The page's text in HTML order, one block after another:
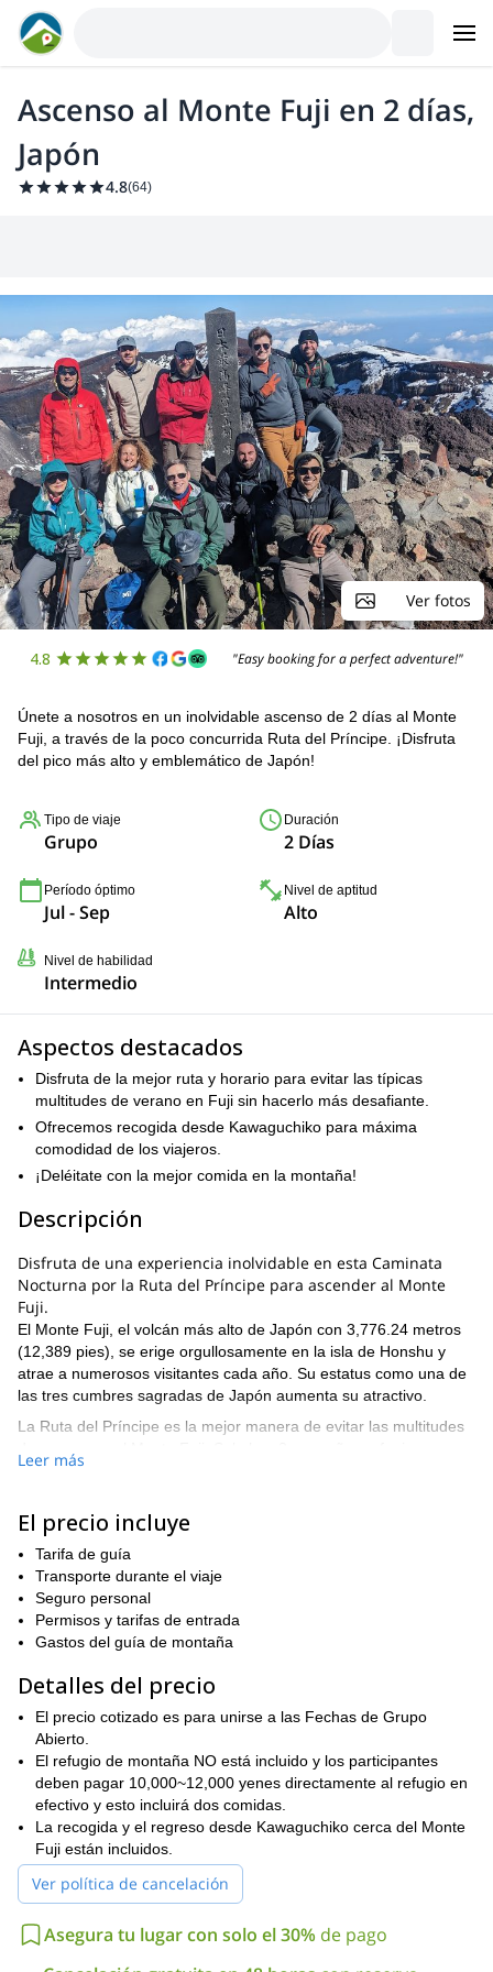
Ascenso al Monte Fuji en 2 días,
Japón
4.8(64)
Ver fotos
4.8 "Easy booking for a perfect adventure!"
Únete a nosotros en un inolvidable ascenso de 2 días al Monte
Fuji, a través de la poco concurrida Ruta del Príncipe. ¡Disfruta
del pico más alto y emblemático de Japón!
Tipo de viaje
Grupo
Duración
2 Días
Período óptimo
Jul - Sep
Nivel de aptitud
Alto
Nivel de habilidad
Intermedio
Aspectos destacados
Disfruta de la mejor ruta y horario para evitar las típicas
multitudes de verano en Fuji sin hacerlo más desafiante.
Ofrecemos recogida desde Kawaguchiko para máxima
comodidad de los viajeros.
¡Deléitate con la mejor comida en la montaña!
Descripción
Disfruta de una experiencia inolvidable en esta Caminata
Nocturna por la Ruta del Príncipe para ascender al Monte
Fuji.
El Monte Fuji, el volcán más alto de Japón con 3,776.24 metros
(12,389 pies), se erige orgullosamente en la isla de Honshu y
atrae a numerosos visitantes cada año. Su estatus como una de
las tres cumbres sagradas de Japón aumenta su atractivo.
La Ruta del Príncipe es la mejor manera de evitar las multitudes
operativos en esta ruta, lo que significa que el número de
personas en las otras rutas. No habrá esperas en atascos
humanos como es típico en las otras rutas.
Nuestro refugio es un negocio familiar y ofrecen la mejor comida
en la montaña. Todo lo que puedas comer de curry y arroz para
la cena con abundantes verduras y carne. También hay opción
vegana disponible para la cena. Otros refugios básicamente
sirven una pequeña porción de arroz y algo de sopa de curry
dejando a la mayoría de los escaladores con hambre. El
desayuno también incluye arroz ilimitado y sopa de miso, así
como huevo frito y jamón. No pasarás hambre en este programa.
También operamos exclusivamente aventuras en grupos
pequeños con un máximo de 9 personas con 1 guía. Es una
verdadera experiencia orientada al equipo donde el guía y otros
participantes se conocerán a través del ascenso.
Nuestro horario es diferente al de la mayoría de los programas
guiados en grupo, ya que no vemos el amanecer desde la
cumbre donde miles de personas se reúnen cada mañana con
amanecer desde nuestro refugio que tiene una vista perfecta y
Leer más
El precio incluye
Tarifa de guía
Transporte durante el viaje
Seguro personal
Permisos y tarifas de entrada
Gastos del guía de montaña
Detalles del precio
El precio cotizado es para unirse a las Fechas de Grupo
Abierto.
El refugio de montaña NO está incluido y los participantes
deben pagar 10,000~12,000 yenes directamente al refugio en
efectivo y esto incluirá dos comidas.
La recogida y el regreso desde Kawaguchiko cerca del Monte
Fuji están incluidos.
Ver política de cancelación
Asegura tu lugar con solo el 30% de pago